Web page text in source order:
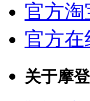
官方淘
官方在
关于摩